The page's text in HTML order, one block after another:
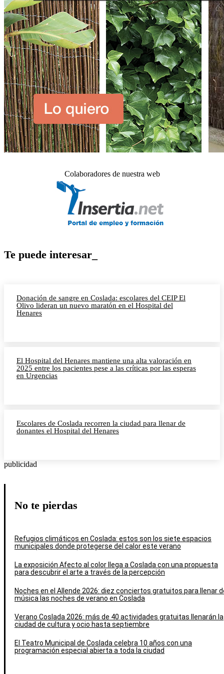
Colaboradores de nuestra web
Te puede interesar_
Donación de sangre en Coslada: escolares del CEIP El
Olivo lideran un nuevo maratón en el Hospital del
Henares
El Hospital del Henares mantiene una alta valoración en
2025 entre los pacientes pese a las críticas por las esperas
en Urgencias
Escolares de Coslada recorren la ciudad para llenar de
donantes el Hospital del Henares
publicidad
No te pierdas
Refugios climáticos en Coslada: estos son los siete espacios
municipales donde protegerse del calor este verano
La exposición Afecto al color llega a Coslada con una propuesta
para descubrir el arte a través de la percepción
Noches en el Allende 2026: diez conciertos gratuitos para llenar
música las noches de verano en Coslada
Verano Coslada 2026: más de 40 actividades gratuitas llenarán la
ciudad de cultura y ocio hasta septiembre
El Teatro Municipal de Coslada celebra 10 años con una
programación especial abierta a toda la ciudad